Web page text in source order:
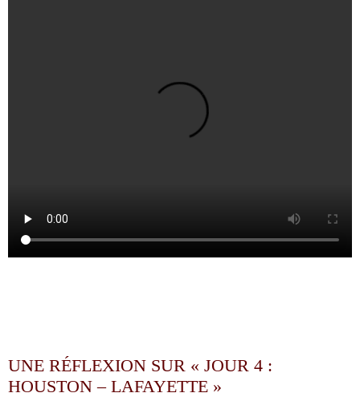
UNE RÉFLEXION SUR « JOUR 4 :
HOUSTON – LAFAYETTE »